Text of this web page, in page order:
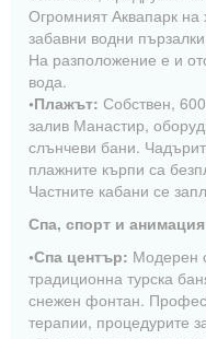
Огромният Аквапарк на
забавни водни
На разположение е и
вода.
•Плажът: Собствен,
залив Манастир,
слънчеви бани.
плажните кърпи са
Частните кабани се
Спа, спорт и анимация
•Спа център: Модерен
традиционна турска
снежен фонтан.
терапии, процедурите